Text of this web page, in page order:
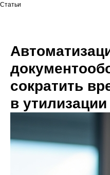
Статьи
сократить
в утилизации